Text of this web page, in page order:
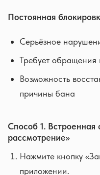
Постоянная
Серьёзное
Требует обращения
Возможность
причины бана
Способ 1. Встроенная
рассмотрение»
Нажмите кнопку
приложении.